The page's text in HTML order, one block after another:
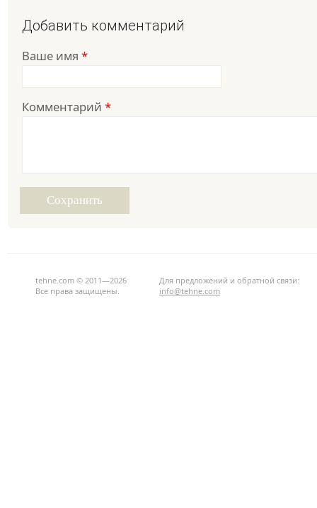
Добавить комментарий
Ваше имя *
Комментарий *
tehne.com © 2011—2026
Все права защищены.
Для предложений и обратной связи:
info@tehne.com